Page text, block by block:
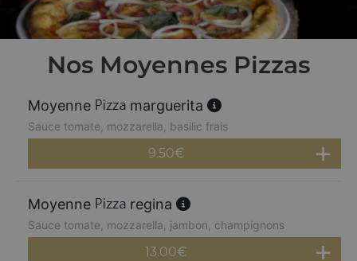
Nos Moyennes Pizzas
Moyenne marguerita
Sauce tomate, mozzarella, basilic frais
9.50€
Moyenne regina
Sauce tomate, mozzarella, jambon, champignons
13.00€